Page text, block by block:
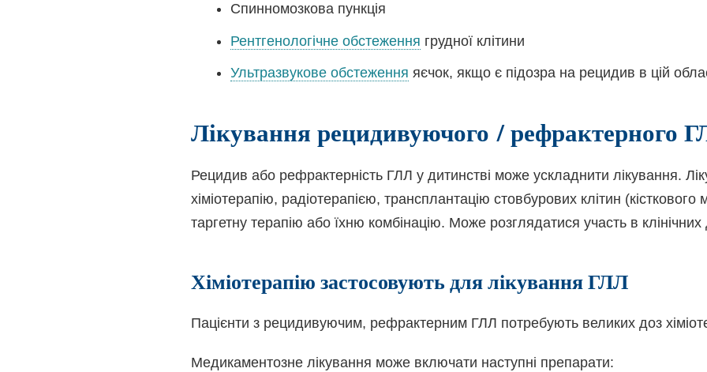
Спинномозкова пункція
Рентгенологічне обстеження грудної клітини
Ультразвукове обстеження яєчок, якщо є підозра на рецидив в цій
Лікування рецидивуючого / рефрактерного
Рецидив або рефрактерність ГЛЛ у дитинстві може ускладнити лікування.
хіміотерапію, радіотерапією, трансплантацію стовбурових клітин (кісткового
таргетну терапію або їхню комбінацію. Може розглядатися участь в
Хіміотерапію застосовують для лікування ГЛЛ
Пацієнти з рецидивуючим, рефрактерним ГЛЛ потребують великих доз
Медикаментозне лікування може включати наступні препарати: